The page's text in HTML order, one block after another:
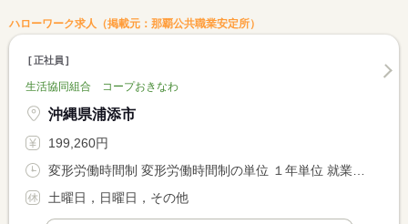
ハローワーク求人（掲載元：那覇公共職業安定所）
正社員
生活協同組合 コープおきなわ
沖縄県浦添市
199,260円
土曜日，日曜日，その他